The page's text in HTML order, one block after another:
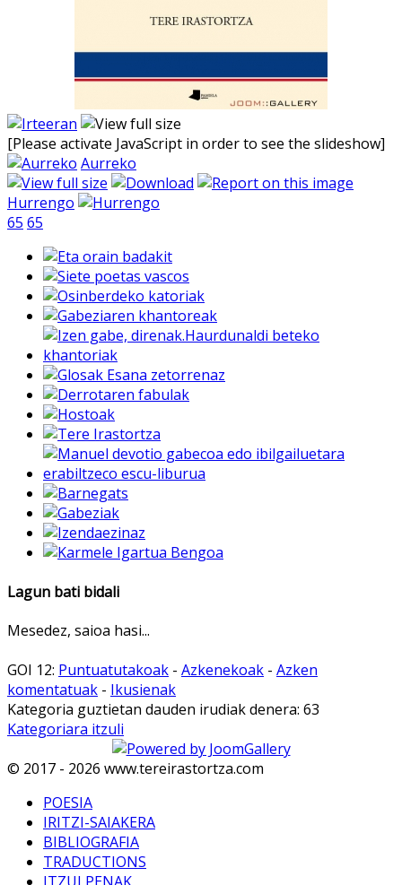
[Please activate JavaScript in order to see the slideshow]
Aurreko
Hurrengo
65 65
Lagun bati bidali
Mesedez, saioa hasi...
GOI 12: Puntuatutakoak - Azkenekoak - Azken
komentatuak - Ikusienak
Kategoria guztietan dauden irudiak denera: 63
Kategoriara itzuli
© 2017 - 2026 www.tereirastortza.com
POESIA
IRITZI-SAIAKERA
BIBLIOGRAFIA
TRADUCTIONS